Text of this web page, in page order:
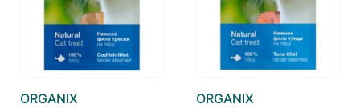
ORGANIX ORGANIX